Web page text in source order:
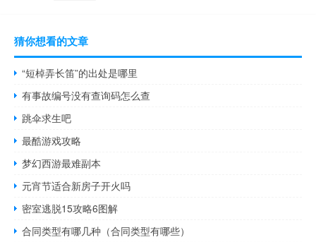
猜你想看的文章
“短棹弄长笛”的出处是哪里
有事故编号没有查询码怎么查
跳伞求生吧
最酷游戏攻略
梦幻西游最难副本
元宵节适合新房子开火吗
密室逃脱15攻略6图解
合同类型有哪几种（合同类型有哪些）